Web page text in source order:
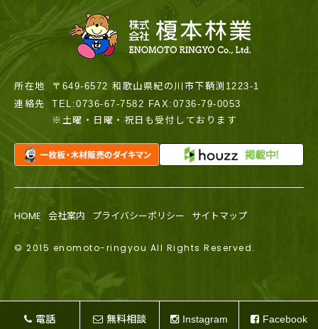
所在地
〒649-6572 和歌山県紀の川市下鞆渕1223-1
連絡先
TEL:0736-67-7582 FAX:0736-79-0053
※土曜・日曜・祝日も受付しております
HOME 会社案内 プライバシーポリシー サイトマップ
© 2015 enomoto-ringyou All Rights Reserved.
電話 無料相談 Instagram Facebook